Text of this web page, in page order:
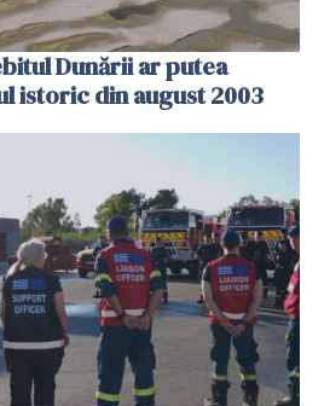
Dunării ar putea
istoric din august 2003